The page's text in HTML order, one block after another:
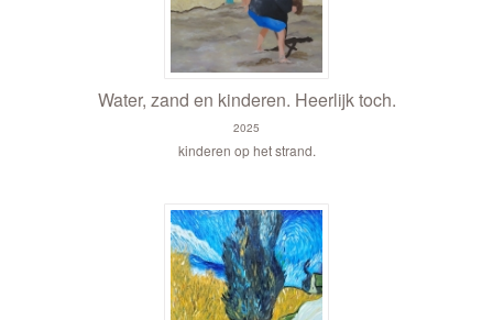
Water, zand en kinderen. Heerlijk toch.
2025
kinderen op het strand.